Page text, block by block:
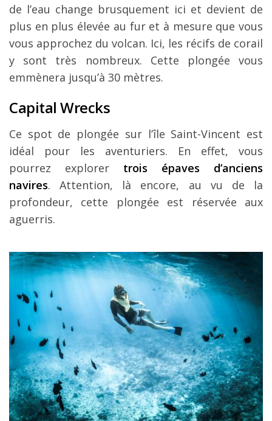
de l’eau change brusquement ici et devient de
plus en plus élevée au fur et à mesure que vous
vous approchez du volcan. Ici, les récifs de corail
y sont très nombreux. Cette plongée vous
emmènera jusqu’à 30 mètres.
Capital Wrecks
Ce spot de plongée sur l’île Saint-Vincent est
idéal pour les aventuriers. En effet, vous
pourrez explorer trois épaves d’anciens
navires. Attention, là encore, au vu de la
profondeur, cette plongée est réservée aux
aguerris.